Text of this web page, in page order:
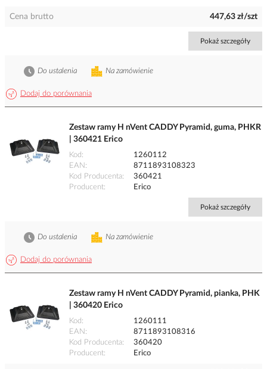
Cena brutto 447,63 zł/szt
Pokaż szczegóły
Dodaj do porównania
Na zamówienie
Do ustalenia
Zestaw ramy H nVent CADDY Pyramid, guma, PHKR
| 360421 Erico
Kod
1260112
EAN
8711893108323
Kod Producenta
360421
Producent
Erico
Pokaż szczegóły
Dodaj do porównania
Na zamówienie
Do ustalenia
Zestaw ramy H nVent CADDY Pyramid, pianka, PHK
| 360420 Erico
Kod
1260111
EAN
8711893108316
Kod Producenta
360420
Producent
Erico